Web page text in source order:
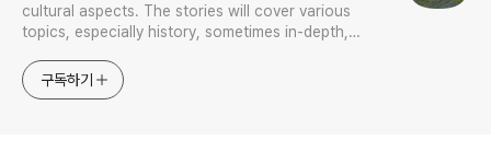
cultural aspects. The stories will cover various
topics, especially history, sometimes in-depth,
approach will be to resist any common sense or
generalized viewpoint
구독하기